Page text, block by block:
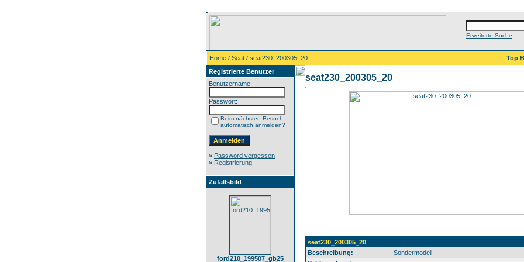
Erweiterte Suche
Home / Seat / seat230_200305_20 Top
Registrierte Benutzer
Benutzername:
Passwort:
Beim nächsten Besuch
automatisch anmelden?
» Password vergessen
» Registrierung
Zufallsbild
ford210_199507_gb25
seat230_200305_20
seat230_200305_20
Beschreibung:
Sondermodell